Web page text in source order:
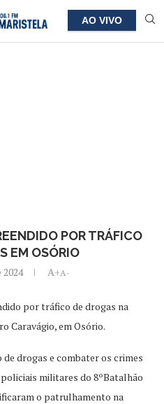
AO VIVO
POR TRÁFICO
EM OSÓRIO
2024 A+A-
por tráfico de drogas na
Caravágio, em Osório.
drogas e combater os crimes
militares do 8ºBatalhão
o patrulhamento na